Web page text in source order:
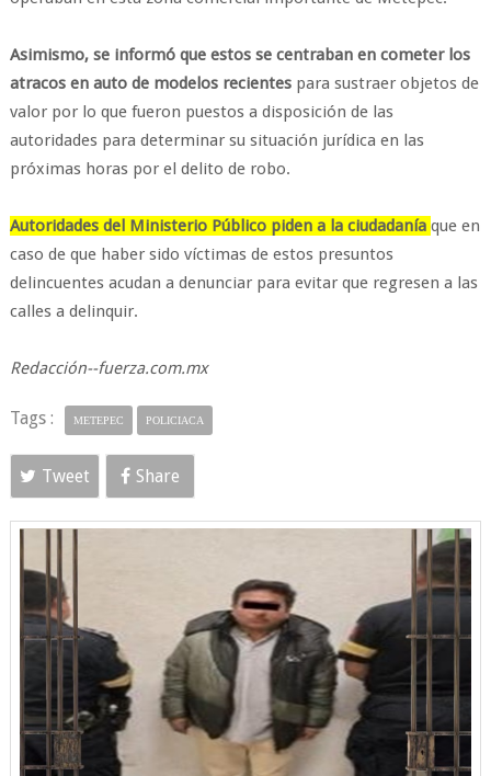
Asimismo, se informó que estos se centraban en cometer los
atracos en auto de modelos recientes para sustraer objetos de
valor por lo que fueron puestos a disposición de las
autoridades para determinar su situación jurídica en las
próximas horas por el delito de robo.
Autoridades del Ministerio Público piden a la ciudadanía que en
caso de que haber sido víctimas de estos presuntos
delincuentes acudan a denunciar para evitar que regresen a las
calles a delinquir.
Redacción--fuerza.com.mx
Tags : METEPEC POLICIACA
Tweet Share